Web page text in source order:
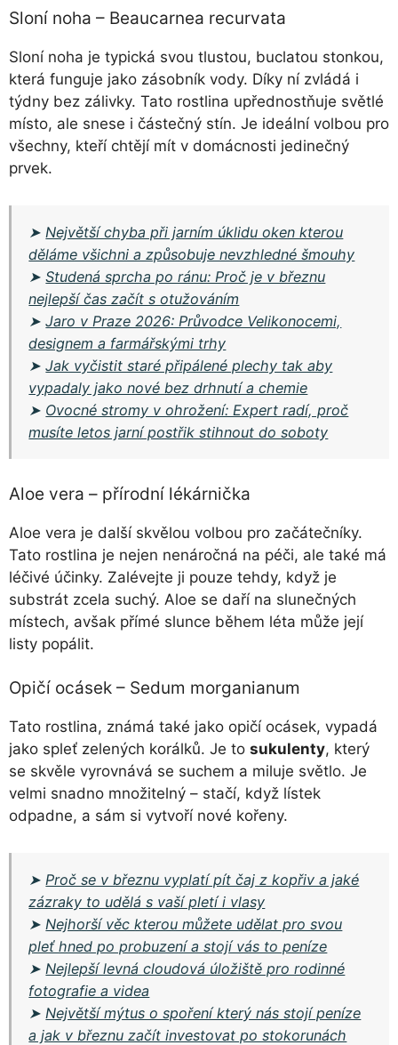
Sloní noha – Beaucarnea recurvata
Sloní noha je typická svou tlustou, buclatou stonkou,
která funguje jako zásobník vody. Díky ní zvládá i
týdny bez zálivky. Tato rostlina upřednostňuje světlé
místo, ale snese i částečný stín. Je ideální volbou pro
všechny, kteří chtějí mít v domácnosti jedinečný
prvek.
➤ Největší chyba při jarním úklidu oken kterou
děláme všichni a způsobuje nevzhledné šmouhy
➤Studená sprcha po ránu: Proč je v březnu
nejlepší čas začít s otužováním
➤Jaro v Praze 2026: Průvodce Velikonocemi,
designem a farmářskými trhy
➤Jak vyčistit staré připálené plechy tak aby
vypadaly jako nové bez drhnutí a chemie
➤ Ovocné stromy v ohrožení: Expert radí, proč
musíte letos jarní postřik stihnout do soboty
Aloe vera – přírodní lékárnička
Aloe vera je další skvělou volbou pro začátečníky.
Tato rostlina je nejen nenáročná na péči, ale také má
léčivé účinky. Zalévejte ji pouze tehdy, když je
substrát zcela suchý. Aloe se daří na slunečných
místech, avšak přímé slunce během léta může její
listy popálit.
Opičí ocásek – Sedum morganianum
Tato rostlina, známá také jako opičí ocásek, vypadá
jako spleť zelených korálků. Je to sukulenty, který
se skvěle vyrovnává se suchem a miluje světlo. Je
velmi snadno množitelný – stačí, když lístek
odpadne, a sám si vytvoří nové kořeny.
➤ Proč se v březnu vyplatí pít čaj z kopřiv a jaké
zázraky to udělá s vaší pletí i vlasy
➤ Nejhorší věc kterou můžete udělat pro svou
pleť hned po probuzení a stojí vás to peníze
➤ Nejlepší levná cloudová úložiště pro rodinné
fotografie a videa
➤ Největší mýtus o spoření který nás stojí peníze
a jak v březnu začít investovat po stokorunách